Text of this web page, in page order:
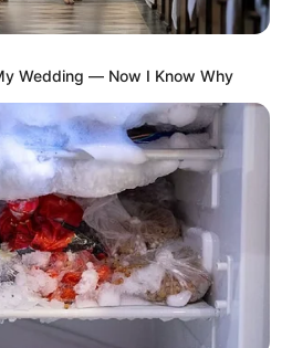
es juntar el esfuerzo yel
para crear una primera
de esas
manera estamos ayudando a
entre el productor y la
beneficiarán sobre todo a
de la región que están
pretende fortalecer la
la comercialización de cada
Wedding — Now I Know Why